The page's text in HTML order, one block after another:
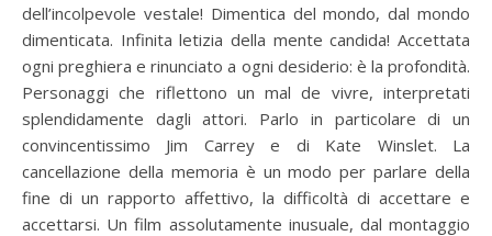
dell’incolpevole vestale! Dimentica del mondo, dal mondo
dimenticata. Infinita letizia della mente candida! Accettata
ogni preghiera e rinunciato a ogni desiderio: è la profondità.
Personaggi che riflettono un mal de vivre, interpretati
splendidamente dagli attori. Parlo in particolare di un
convincentissimo Jim Carrey e di Kate Winslet. La
cancellazione della memoria è un modo per parlare della
fine di un rapporto affettivo, la difficoltà di accettare e
accettarsi. Un film assolutamente inusuale, dal montaggio